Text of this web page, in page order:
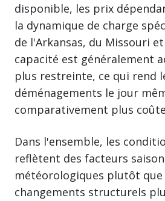
disponible, les prix
la dynamique de charge
de l'Arkansas, du Missouri
capacité est généralement
plus restreinte, ce qui rend
déménagements le jour
comparativement plus
Dans l'ensemble, les
reflètent des facteurs
météorologiques plutôt que
changements structurels